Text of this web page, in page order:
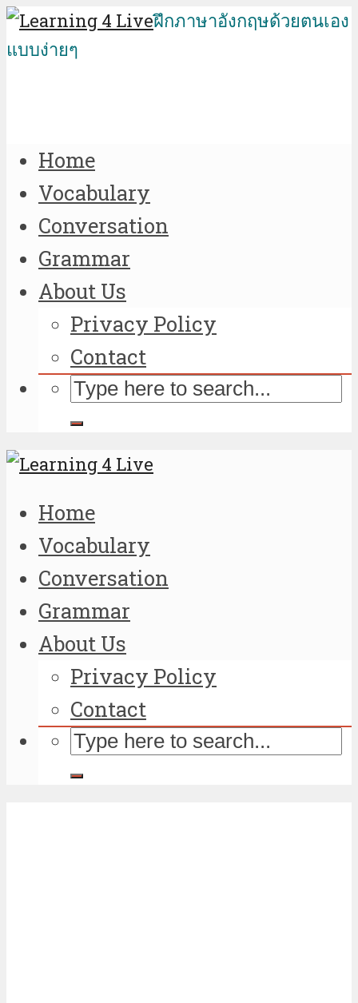
ฝึกภาษาอังกฤษด้วยตนเอง
แบบง่ายๆ
Home
Vocabulary
Conversation
Grammar
About Us
Privacy Policy
Contact
Home
Vocabulary
Conversation
Grammar
About Us
Privacy Policy
Contact